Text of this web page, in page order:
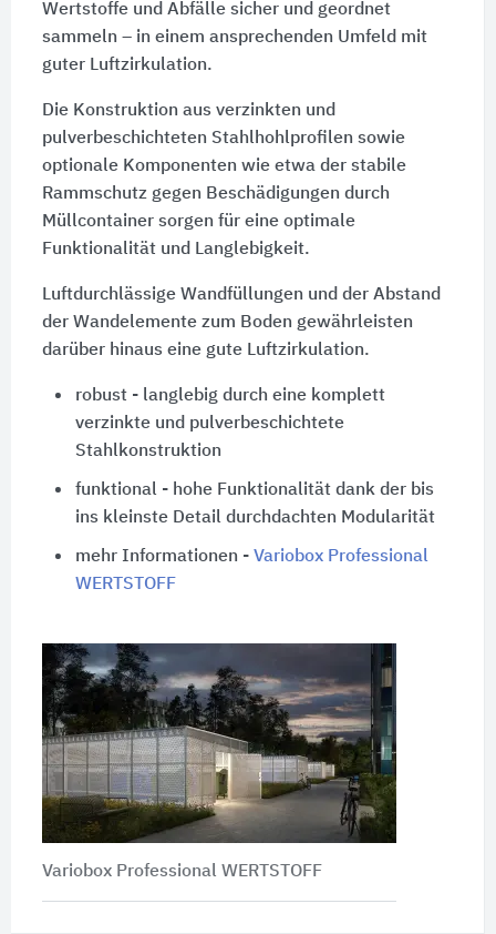
Wertstoffe und Abfälle sicher und geordnet
sammeln – in einem ansprechenden Umfeld mit
guter Luftzirkulation.
Die Konstruktion aus verzinkten und
pulverbeschichteten Stahlhohlprofilen sowie
optionale Komponenten wie etwa der stabile
Rammschutz gegen Beschädigungen durch
Müllcontainer sorgen für eine optimale
Funktionalität und Langlebigkeit.
Luftdurchlässige Wandfüllungen und der Abstand
der Wandelemente zum Boden gewährleisten
darüber hinaus eine gute Luftzirkulation.
robust - langlebig durch eine komplett
verzinkte und pulverbeschichtete
Stahlkonstruktion
funktional - hohe Funktionalität dank der bis
ins kleinste Detail durchdachten Modularität
mehr Informationen - Variobox Professional
WERTSTOFF
Variobox Professional WERTSTOFF